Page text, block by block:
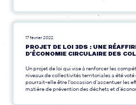
17 février 2022
PROJET DE LOI 3DS : UNE
D’ÉCONOMIE CIRCULAIRE DES
Un projet de loi qui vise à renforcer les
niveaux de collectivités territoriales a été
pourrait-elle être l'occasion d’accentuer les
matière de prévention des déchets et